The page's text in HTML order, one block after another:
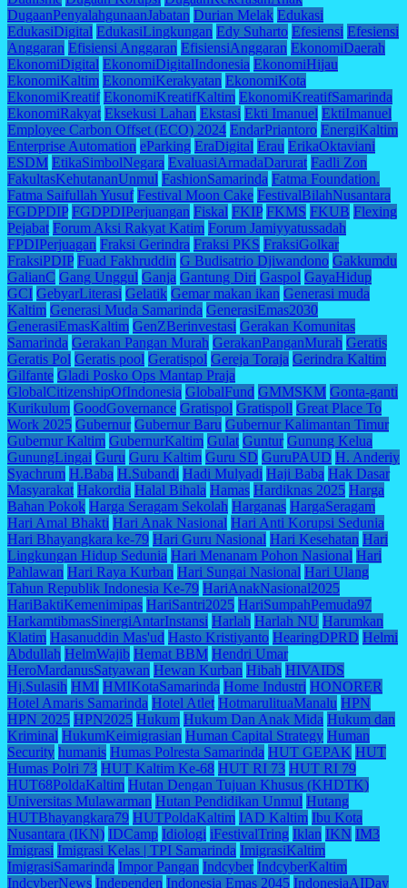
DugaanPenyalahgunaanJabatan Durian Melak Edukasi
EdukasiDigital EdukasiLingkungan Edy Suharto Efesiensi Efesiensi
Anggaran Efisiensi Anggaran EfisiensiAnggaran EkonomiDaerah
EkonomiDigital EkonomiDigitalIndonesia EkonomiHijau
EkonomiKaltim EkonomiKerakyatan EkonomiKota
EkonomiKreatif EkonomiKreatifKaltim EkonomiKreatifSamarinda
EkonomiRakyat Eksekusi Lahan Ekstasi Ekti Imanuel EktiImanuel
Employee Carbon Offset (ECO) 2024 EndarPriantoro EnergiKaltim
Enterprise Automation eParking EraDigital Erau ErikaOktaviani
ESDM EtikaSimbolNegara EvaluasiArmadaDarurat Fadli Zon
FakultasKehutananUnmul FashionSamarinda Fatma Foundation.
Fatma Saifullah Yusuf Festival Moon Cake FestivalBilahNusantara
FGDPDIP FGDPDIPerjuangan Fiskal FKIP FKMS FKUB Flexing
Pejabat Forum Aksi Rakyat Katim Forum Jamiyyatussadah
FPDIPerjuagan Fraksi Gerindra Fraksi PKS FraksiGolkar
FraksiPDIP Fuad Fakhruddin G Budisatrio Djiwandono Gakkumdu
GalianC Gang Unggul Ganja Gantung Diri Gaspol GayaHidup
GCI GebyarLiterasi Gelatik Gemar makan ikan Generasi muda
Kaltim Generasi Muda Samarinda GenerasiEmas2030
GenerasiEmasKaltim GenZBerinvestasi Gerakan Komunitas
Samarinda Gerakan Pangan Murah GerakanPanganMurah Geratis
Geratis Pol Geratis pool Geratispol Gereja Toraja Gerindra Kaltim
Gilfante Gladi Posko Ops Mantap Praja
GlobalCitizenshipOfIndonesia GlobalFund GMMSKM Gonta-ganti
Kurikulum GoodGovernance Gratispol Gratispoll Great Place To
Work 2025 Gubernur Gubernur Baru Gubernur Kalimantan Timur
Gubernur Kaltim GubernurKaltim Gulat Guntur Gunung Kelua
GunungLingai Guru Guru Kaltim Guru SD GuruPAUD H. Anderiy
Syachrum H.Baba H.Subandi Hadi Mulyadi Haji Baba Hak Dasar
Masyarakat Hakordia Halal Bihala Hamas Hardiknas 2025 Harga
Bahan Pokok Harga Seragam Sekolah Harganas HargaSeragam
Hari Amal Bhakti Hari Anak Nasional Hari Anti Korupsi Sedunia
Hari Bhayangkara ke-79 Hari Guru Nasional Hari Kesehatan Hari
Lingkungan Hidup Sedunia Hari Menanam Pohon Nasional Hari
Pahlawan Hari Raya Kurban Hari Sungai Nasional Hari Ulang
Tahun Republik Indonesia Ke-79 HariAnakNasional2025
HariBaktiKemenimipas HariSantri2025 HariSumpahPemuda97
HarkamtibmasSinergiAntarInstansi Harlah Harlah NU Harumkan
Klatim Hasanuddin Mas'ud Hasto Kristiyanto HearingDPRD Helmi
Abdullah HelmWajib Hemat BBM Hendri Umar
HeroMardanusSatyawan Hewan Kurban Hibah HIVAIDS
Hj.Sulasih HMI HMIKotaSamarinda Home Industri HONORER
Hotel Amaris Samarinda Hotel Atlet HotmarulituaManalu HPN
HPN 2025 HPN2025 Hukum Hukum Dan Anak Mida Hukum dan
Kriminal HukumKeimigrasian Human Capital Strategy Human
Security humanis Humas Polresta Samarinda HUT GEPAK HUT
Humas Polri 73 HUT Kaltim Ke-68 HUT RI 73 HUT RI 79
HUT68PoldaKaltim Hutan Dengan Tujuan Khusus (KHDTK)
Universitas Mulawarman Hutan Pendidikan Unmul Hutang
HUTBhayangkara79 HUTPoldaKaltim IAD Kaltim Ibu Kota
Nusantara (IKN) IDCamp Idiologi iFestivalTring Iklan IKN IM3
Imigrasi Imigrasi Kelas | TPI Samarinda ImigrasiKaltim
ImigrasiSamarinda Impor Pangan Indcyber IndcyberKaltim
IndcyberNews Independen Indonesia Emas 2045 IndonesiaAIDay